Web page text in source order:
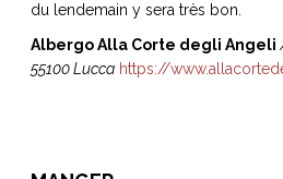
du lendemain y sera très bon.
Albergo Alla Corte degli Angeli
55100 Lucca https://